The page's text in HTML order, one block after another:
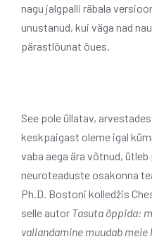
nagu jalgpalli räbala
unustanud, kui väga nad
pärastlõunat õues.
See pole üllatav,
keskpaigast oleme igal
vaba aega ära võtnud,
neuroteaduste osakonna
Ph.D. Bostoni kolledžis
selle autor Tasuta õppida:
vallandamine muudab